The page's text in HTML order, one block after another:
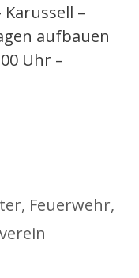
–
aufbauen
Uhr –
, Feuerwehr,